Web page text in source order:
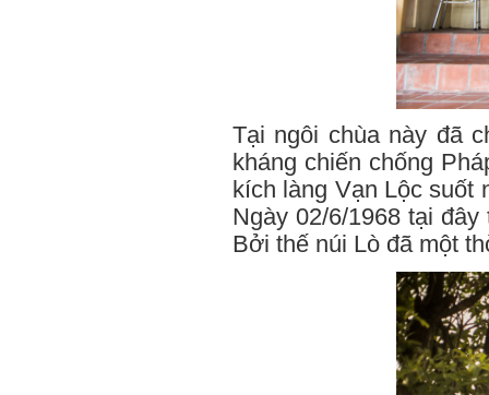
Tại ngôi chùa này đã
kháng chiến chống
kích làng Vạn Lộc suốt
Ngày 02/6/1968 tại
Bởi thế núi Lò đã một